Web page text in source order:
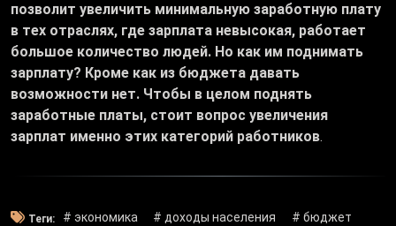
позволит увеличить минимальную заработную плату
в тех отраслях, где зарплата невысокая, работает
большое количество людей. Но как им поднимать
зарплату? Кроме как из бюджета давать
возможности нет. Чтобы в целом поднять
заработные платы, стоит вопрос увеличения
зарплат именно этих категорий работников.
Теги: # экономика # доходы населения # бюджет